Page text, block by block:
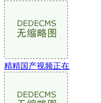
精精国产视频正在